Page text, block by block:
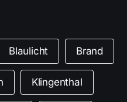
Blaulicht Brand
Klingenthal